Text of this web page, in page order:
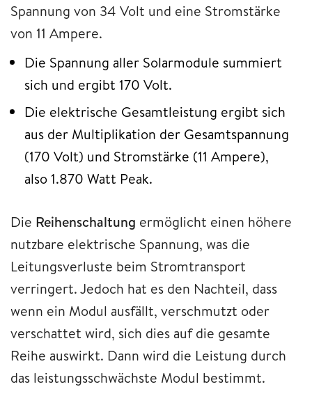
Spannung von 34 Volt und eine Stromstärke
von 11 Ampere.
Die Spannung aller Solarmodule summiert
sich und ergibt 170 Volt.
Die elektrische Gesamtleistung ergibt sich
aus der Multiplikation der Gesamtspannung
(170 Volt) und Stromstärke (11 Ampere),
also 1.870 Watt Peak.
Die Reihenschaltung ermöglicht einen höhere
nutzbare elektrische Spannung, was die
Leitungsverluste beim Stromtransport
verringert. Jedoch hat es den Nachteil, dass
wenn ein Modul ausfällt, verschmutzt oder
verschattet wird, sich dies auf die gesamte
Reihe auswirkt. Dann wird die Leistung durch
das leistungsschwächste Modul bestimmt.